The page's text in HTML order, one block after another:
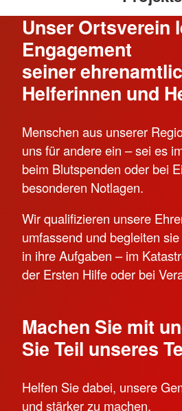
Unser Ortsverein
Engagement
seiner
Helferinnen und
Menschen aus unserer
uns für andere ein – sei es
beim Blutspenden oder bei
besonderen Notlagen.
Wir qualifizieren unsere
umfassend und begleiten
in ihre Aufgaben – im
der Ersten Hilfe oder bei
Machen Sie mit
Sie Teil unseres
Helfen Sie dabei, unsere
und stärker zu machen.